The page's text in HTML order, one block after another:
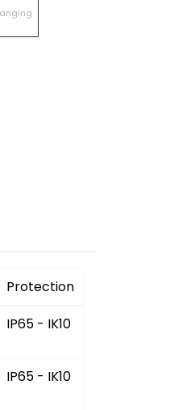
Protection
IP65 - IK10
IP65 - IK10